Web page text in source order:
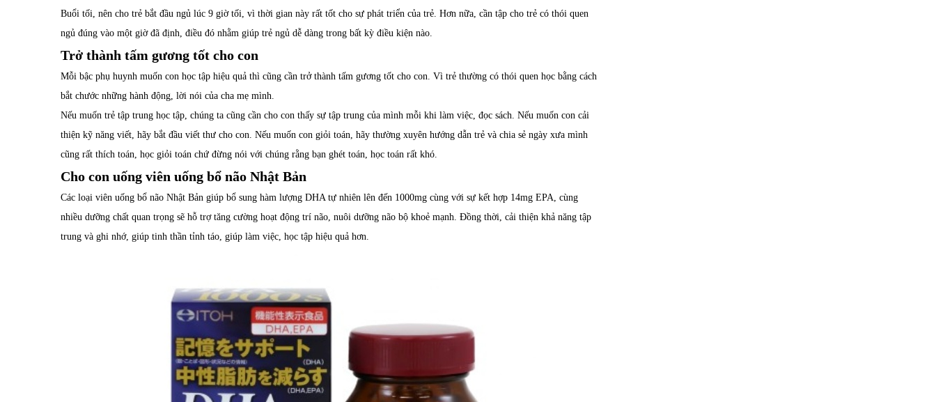
Buổi tối, nên cho trẻ bắt đầu ngủ lúc 9 giờ tối, vì thời gian này rất tốt cho sự phát triển của trẻ. Hơn nữa, cần tập cho trẻ có thói quen
ngủ đúng vào một giờ đã định, điều đó nhằm giúp trẻ ngủ dễ dàng trong bất kỳ điều kiện nào.
Trở thành tấm gương tốt cho con
Mỗi bậc phụ huynh muốn con học tập hiệu quả thì cũng cần trở thành tấm gương tốt cho con. Vì trẻ thường có thói quen học bằng cách
bắt chước những hành động, lời nói của cha mẹ mình.
Nếu muốn trẻ tập trung học tập, chúng ta cũng cần cho con thấy sự tập trung của mình mỗi khi làm việc, đọc sách. Nếu muốn con cải
thiện kỹ năng viết, hãy bắt đầu viết thư cho con. Nếu muốn con giỏi toán, hãy thường xuyên hướng dẫn trẻ và chia sẻ ngày xưa mình
cũng rất thích toán, học giỏi toán chứ đừng nói với chúng rằng bạn ghét toán, học toán rất khó.
Cho con uống viên uống bổ não Nhật Bản
Các loại viên uống bổ não Nhật Bản giúp bổ sung hàm lượng DHA tự nhiên lên đến 1000mg cùng với sự kết hợp 14mg EPA, cùng
nhiều dưỡng chất quan trọng sẽ hỗ trợ tăng cường hoạt động trí não, nuôi dưỡng não bộ khoẻ mạnh. Đồng thời, cải thiện khả năng tập
trung và ghi nhớ, giúp tinh thần tỉnh táo, giúp làm việc, học tập hiệu quả hơn.